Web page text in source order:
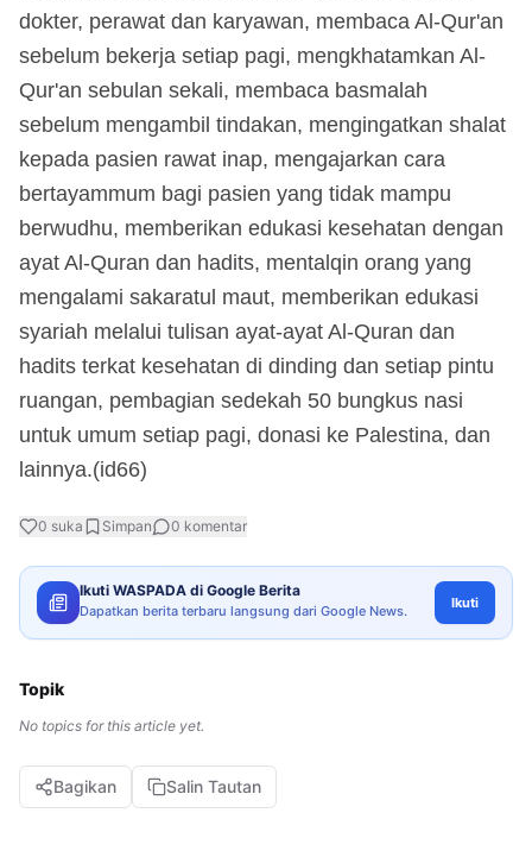
dokter, perawat dan karyawan, membaca Al-Qur'an
sebelum bekerja setiap pagi, mengkhatamkan Al-
Qur'an sebulan sekali, membaca basmalah
sebelum mengambil tindakan, mengingatkan shalat
kepada pasien rawat inap, mengajarkan cara
bertayammum bagi pasien yang tidak mampu
berwudhu, memberikan edukasi kesehatan dengan
ayat Al-Quran dan hadits, mentalqin orang yang
mengalami sakaratul maut, memberikan edukasi
syariah melalui tulisan ayat-ayat Al-Quran dan
hadits terkat kesehatan di dinding dan setiap pintu
ruangan, pembagian sedekah 50 bungkus nasi
untuk umum setiap pagi, donasi ke Palestina, dan
lainnya.(id66)
0 suka Simpan 0 komentar
Ikuti WASPADA di Google Berita
Dapatkan berita terbaru langsung dari Google News. Ikuti
Topik
No topics for this article yet.
Bagikan Salin Tautan